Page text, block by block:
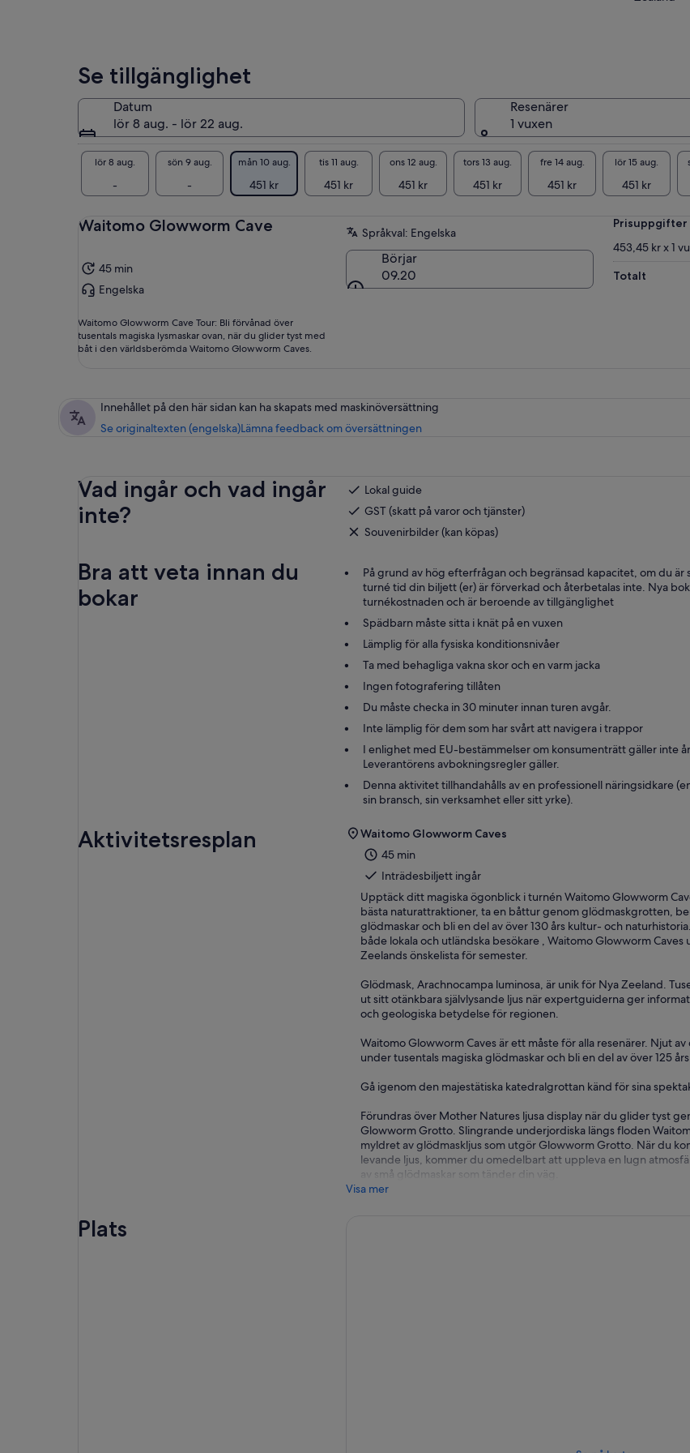
Se tillgänglighet
Datum
lör 8 aug. - lör 22 aug.
Resenärer
1 vuxen
lör 8 aug.
-
sön 9 aug.
-
mån 10 aug.
451 kr
tis 11 aug.
451 kr
ons 12 aug.
451 kr
tors 13 aug.
451 kr
fre 14 aug.
451 kr
lör 15 aug.
451 kr
Waitomo Glowworm Cave
45 min
Engelska
Waitomo Glowworm Cave Tour: Bli förvånad över
tusentals magiska lysmaskar ovan, när du glider tyst med
båt i den världsberömda Waitomo Glowworm Caves.
Språkval: Engelska
Börjar
09.20
Prisuppgifter
453,45 kr x 1
Totalt
Innehållet på den här sidan kan ha skapats med maskinöversättning
Se originaltexten (engelska)Lämna feedback om översättningenÖppnas
Vad ingår och vad ingår
inte?
Lokal guide
GST (skatt på varor och tjänster)
Souvenirbilder (kan köpas)
Bra att veta innan du
bokar
På grund av hög efterfrågan och begränsad kapacitet, om du är
turné tid din biljett (er) är förverkad och återbetalas inte. Nya
turnékostnaden och är beroende av tillgänglighet
Spädbarn måste sitta i knät på en vuxen
Lämplig för alla fysiska konditionsnivåer
Ta med behagliga vakna skor och en varm jacka
Ingen fotografering tillåten
Du måste checka in 30 minuter innan turen avgår.
Inte lämplig för dem som har svårt att navigera i trappor
I enlighet med EU-bestämmelser om konsumenträtt gäller inte
Leverantörens avbokningsregler gäller.
Denna aktivitet tillhandahålls av en professionell näringsidkare
sin bransch, sin verksamhet eller sitt yrke).
Aktivitetsresplan
Waitomo Glowworm Caves
45 min
Inträdesbiljett ingår
Upptäck ditt magiska ögonblick i turnén Waitomo Glowworm
bästa naturattraktioner, ta en båttur genom glödmaskgrotten,
glödmaskar och bli en del av över 130 års kultur- och
både lokala och utländska besökare , Waitomo Glowworm
Zeelands önskelista för semester.
Glödmask, Arachnocampa luminosa, är unik för Nya Zeeland.
ut sitt otänkbara självlysande ljus när expertguiderna ger
och geologiska betydelse för regionen.
Waitomo Glowworm Caves är ett måste för alla resenärer. Njut
under tusentals magiska glödmaskar och bli en del av över 125
Gå igenom den majestätiska katedralgrottan känd för sina
Förundras över Mother Natures ljusa display när du glider tyst
Glowworm Grotto. Slingrande underjordiska längs floden
myldret av glödmaskljus som utgör Glowworm Grotto. När du
levande ljus, kommer du omedelbart att uppleva en lugn
av små glödmaskar som tänder din väg.
Visa mer
Plats